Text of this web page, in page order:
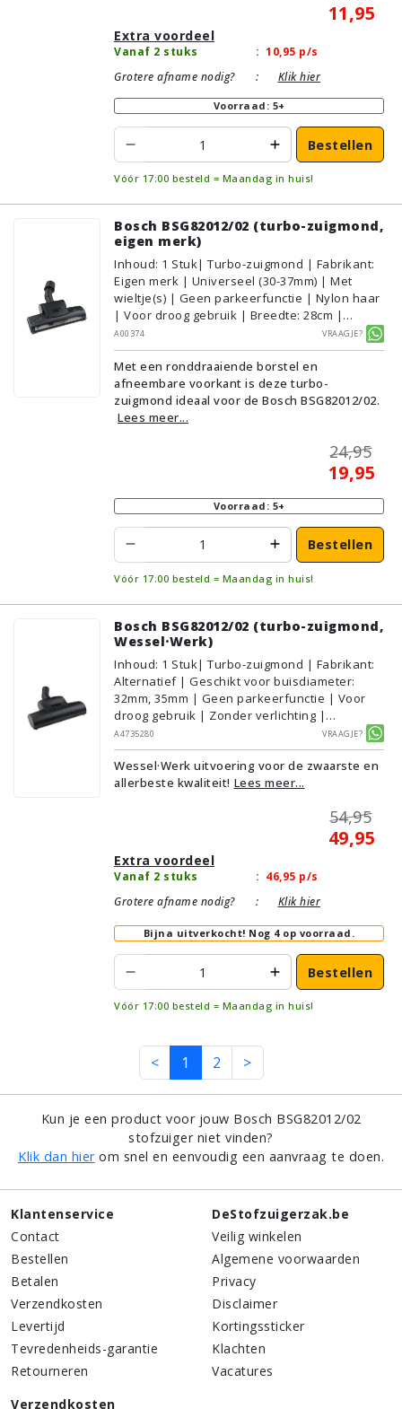
11,95
Extra voordeel
Vanaf 2 stuks : 10,95 p/s
Grotere afname nodig?
: Klik hier
Voorraad: 5+
Bestellen
Vóór 17:00 besteld = Maandag in huis!
Bosch BSG82012/02 (turbo-zuigmond,
eigen merk)
Inhoud: 1 Stuk| Turbo-zuigmond | Fabrikant:
Eigen merk | Universeel (30-37mm) | Met
wieltje(s) | Geen parkeerfunctie | Nylon haar
| Voor droog gebruik | Breedte: 28cm |
Zonder verlichting | Zonder kliksysteem |
Zwart | Alternatief | Geschikt voor vloertype:
Plavuizen/Tegels, Parket/Laminaat,
PVC/Vinyl, Tapijt/Vloerbedekking
A00374 Vraagje?
Met een ronddraaiende borstel en
afneembare voorkant is deze turbo-
zuigmond ideaal voor de Bosch BSG82012/02.
Lees meer...
24,95
19,95
Voorraad: 5+
Bestellen
Vóór 17:00 besteld = Maandag in huis!
Bosch BSG82012/02 (turbo-zuigmond,
Wessel·Werk)
Inhoud: 1 Stuk| Turbo-zuigmond | Fabrikant:
Alternatief | Geschikt voor buisdiameter:
32mm, 35mm | Geen parkeerfunctie | Voor
droog gebruik | Zonder verlichting |
Wessel·Werk
A4735280 Vraagje?
Wessel·Werk uitvoering voor de zwaarste en
allerbeste kwaliteit! Lees meer...
54,95
49,95
Extra voordeel
Vanaf 2 stuks : 46,95 p/s
Grotere afname nodig?
: Klik hier
Bijna uitverkocht! Nog 4 op voorraad.
Bestellen
Vóór 17:00 besteld = Maandag in huis!
< 1 2 >
Kun je een product voor jouw Bosch BSG82012/02
stofzuiger niet vinden?
Klik dan hierom snel en eenvoudig een aanvraag te doen.
Klantenservice
Contact
Bestellen
Betalen
Verzendkosten
Levertijd
Tevredenheids-garantie
Retourneren
DeStofzuigerzak.be
Veilig winkelen
Algemene voorwaarden
Privacy
Disclaimer
Kortingssticker
Klachten
Vacatures
Verzendkosten